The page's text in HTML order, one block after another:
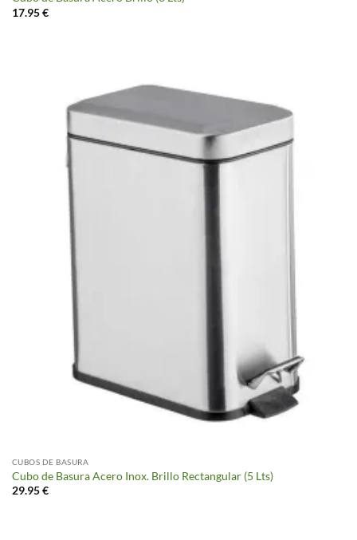
17.95€
CUBOS DE BASURA
Cubo de Basura Acero Inox. Brillo Rectangular (5 Lts)
29.95€